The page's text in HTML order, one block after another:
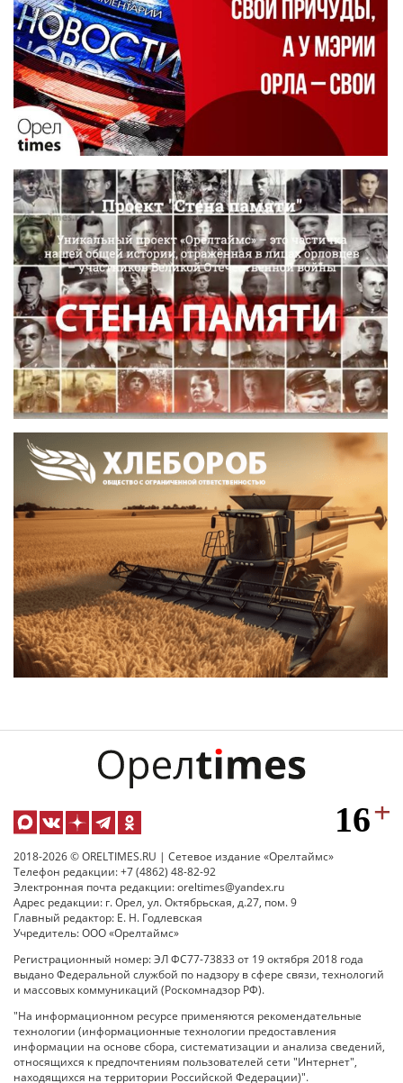
2018-2026 © ORELTIMES.RU | Сетевое издание «Орелтаймс»
Телефон редакции: +7 (4862) 48-82-92
Электронная почта редакции: oreltimes@yandex.ru
Адрес редакции: г. Орел, ул. Октябрьская, д.27, пом. 9
Главный редактор: Е. Н. Годлевская
Учредитель: ООО «Орелтаймс»
Регистрационный номер: ЭЛ ФС77-73833 от 19 октября 2018 года
выдано Федеральной службой по надзору в сфере связи, технологий
и массовых коммуникаций (Роскомнадзор РФ).
"На информационном ресурсе применяются рекомендательные
технологии (информационные технологии предоставления
информации на основе сбора, систематизации и анализа сведений,
относящихся к предпочтениям пользователей сети "Интернет",
находящихся на территории Российской Федерации)".